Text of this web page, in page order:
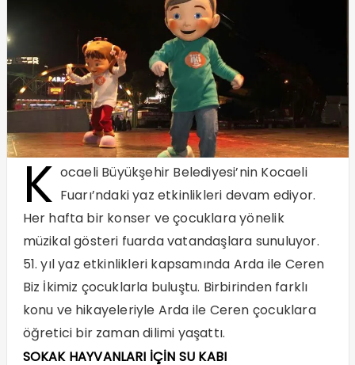
K ocaeli Büyükşehir Belediyesi’nin Kocaeli
Fuarı’ndaki yaz etkinlikleri devam ediyor.
Her hafta bir konser ve çocuklara yönelik
müzikal gösteri fuarda vatandaşlara sunuluyor.
51. yıl yaz etkinlikleri kapsamında Arda ile Ceren
Biz İkimiz çocuklarla buluştu. Birbirinden farklı
konu ve hikayeleriyle Arda ile Ceren çocuklara
öğretici bir zaman dilimi yaşattı.
SOKAK HAYVANLARI İÇİN SU KABI